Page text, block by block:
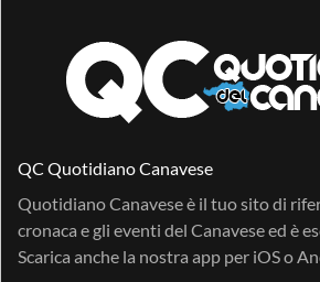
QC Quotidiano Canavese
Quotidiano Canavese è il tuo sito di
cronaca e gli eventi del Canavese ed è
Scarica anche la nostra app per iOSo